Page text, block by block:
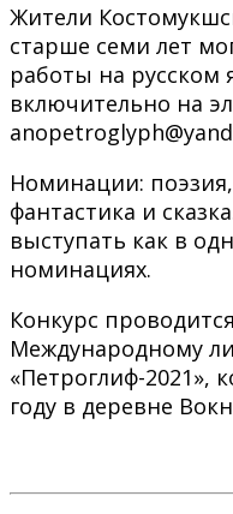
Жители
старше семи лет
работы на русском
включительно на
Номинации:
фантастика и
выступать как в
номинациях.
Конкурс
Международному
«Петроглиф-2021»,
году в деревне